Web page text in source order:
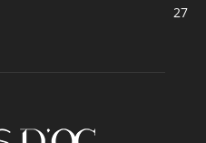
27